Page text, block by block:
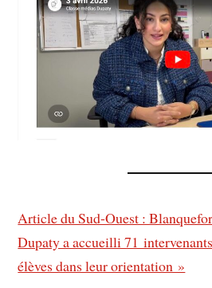
Article du Sud-Ouest :
Dupaty a accueilli 71
élèves dans leur orientation »